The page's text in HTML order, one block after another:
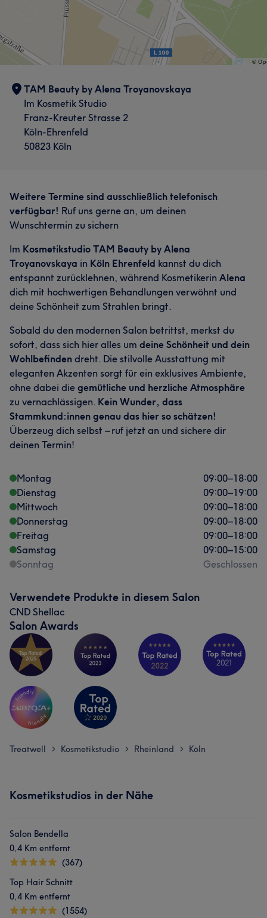
TAM Beauty by Alena Troyanovskaya
Im Kosmetik Studio
Franz-Kreuter Strasse 2
Köln-Ehrenfeld
50823 Köln
Weitere Termine sind ausschließlich telefonisch
verfügbar! Ruf uns gerne an, um deinen
Wunschtermin zu sichern
Im Kosmetikstudio TAM Beauty by Alena
Troyanovskaya in Köln Ehrenfeld kannst du dich
entspannt zurücklehnen, während Kosmetikerin Alena
dich mit hochwertigen Behandlungen verwöhnt und
deine Schönheit zum Strahlen bringt.
Sobald du den modernen Salon betrittst, merkst du
sofort, dass sich hier alles um deine Schönheit und dein
Wohlbefinden dreht. Die stilvolle Ausstattung mit
eleganten Akzenten sorgt für ein exklusives Ambiente,
ohne dabei die gemütliche und herzliche Atmosphäre
zu vernachlässigen. Kein Wunder, dass
Stammkund:innen genau das hier so schätzen!
Überzeug dich selbst – ruf jetzt an und sichere dir
deinen Termin!
Montag 09:00–18:00
Dienstag
09:00–19:00
Mittwoch
09:00–18:00
Donnerstag
09:00–18:00
Freitag
09:00–18:00
Samstag
09:00–15:00
Sonntag
Geschlossen
Verwendete Produkte in diesem Salon
CND Shellac
Salon Awards
Treatwell > Kosmetikstudio > Rheinland > Köln
Kosmetikstudios in der Nähe
Salon Bendella
0,4 Km entfernt
(367)
Top Hair Schnitt
0,4 Km entfernt
(1554)